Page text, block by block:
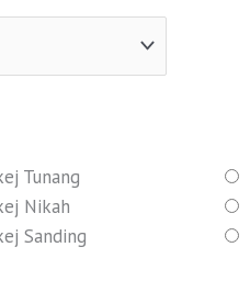
Tunang
Nikah
Sanding